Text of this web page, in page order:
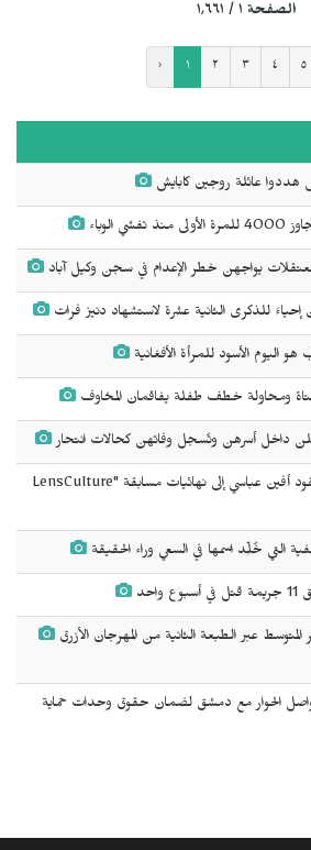
الصفحة ١ / ١٬٦٦١
‹ ١ ٢ ٣ ٤ ٥
الوباء
يواجهن خطر الإعدام في سجن وكيل آباد
إحياءً للذكرى الثانية عشرة لاستشهاد دنيز فرات
ومحاولة خطف طفلة يفاقمان المخاوف
داخل أسرهن وتُسجل وفاتهن كحالات انتحار
"ممنوع السقوط" يقود أفين عباسي إلى نهائيات مسابقة "LensCulture
التي خُلِّد اسمها في السعي وراء الحقيقة
المتوسط عبر الطبعة الثانية من المهرجان الأزرق
الحوار مع دمشق لضمان حقوق وحدات حماية